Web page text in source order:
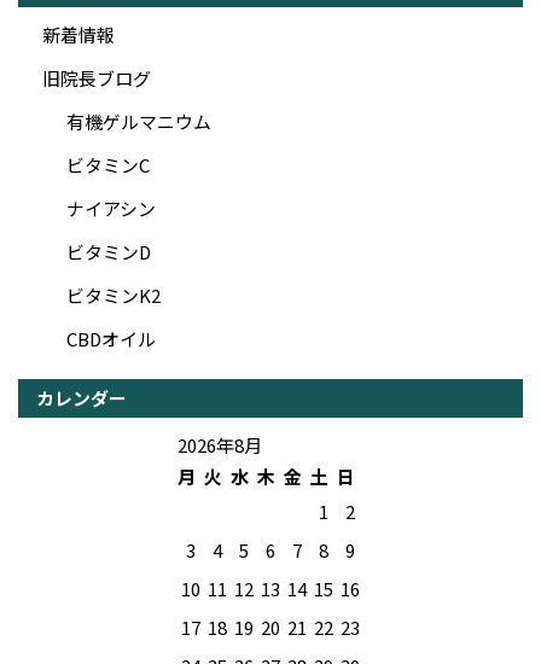
新着情報
旧院長ブログ
有機ゲルマニウム
ビタミンC
ナイアシン
ビタミンD
ビタミンK2
CBDオイル
カレンダー
2026年8月
月 火 水 木 金 土 日
1
2
3
4 5 6 7 8
9
10 11 12 13 14 15 16
17 18 19 20 21 22 23